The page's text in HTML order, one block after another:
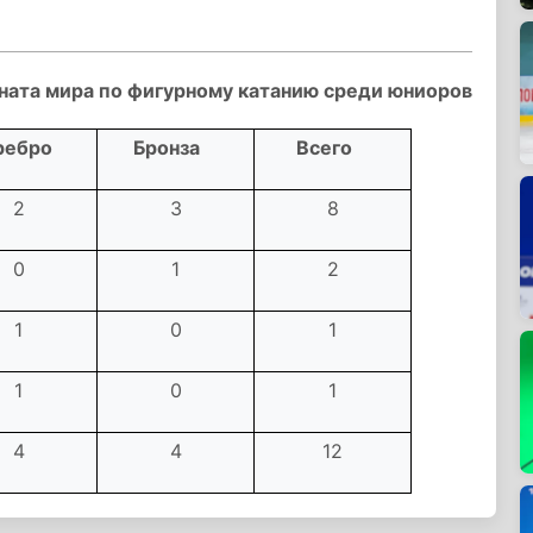
мира по фигурному катанию среди юниоров
Бронза Всего
2 3 8
0 1 2
1 0 1
1 0 1
4 4 12